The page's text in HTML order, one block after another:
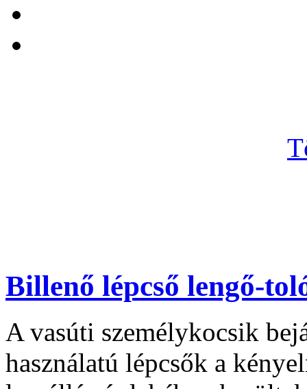
Billenő lépcső lengő-
A vasúti személykocsik
használatú lépcsők a